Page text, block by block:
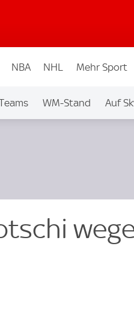
NBA NHL Mehr Sport
WM-Stand Auf